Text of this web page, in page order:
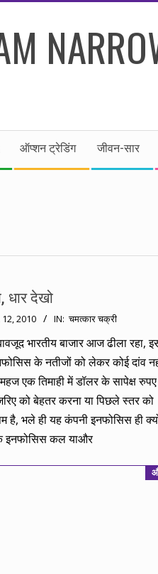
ऑप्शन ट्रेडिंग जीवन-सार
धार देखो
12, 2010 IN: चमत्कार चक्री
भारतीय बाजार आज ढीला रहा,
के नतीजों को लेकर कोई दांव
एक तिमाही में डॉलर के सापेक्ष
को बेहतर करना या पिछले स्तर को
है, भले ही यह कंपनी इनफोसिस ही
इनफोसिस कल याऔर